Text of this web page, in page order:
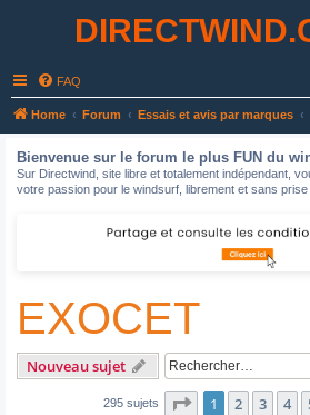
FAQ
Home Forum Essais et avis par marques
Bienvenue sur le forum le plus FUN du
Sur Directwind, site libre et totalement indépendant,
votre passion pour le windsurf, librement et sans prise
EXOCET
Nouveau sujet
295 sujets Page 1sur12
1 2 3 4